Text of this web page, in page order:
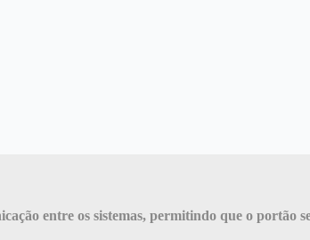
entre os sistemas, permitindo que o portão